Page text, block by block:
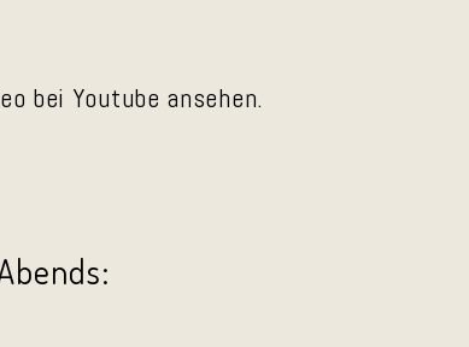
bei Youtube ansehen.